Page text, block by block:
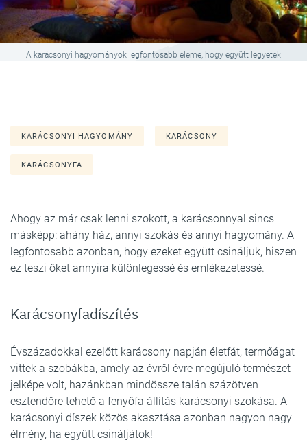
A karácsonyi hagyományok legfontosabb eleme, hogy együtt legyetek
KARÁCSONYI HAGYOMÁNY KARÁCSONY
KARÁCSONYFA
Ahogy az már csak lenni szokott, a karácsonnyal sincs
másképp: ahány ház, annyi szokás és annyi hagyomány. A
legfontosabb azonban, hogy ezeket együtt csináljuk, hiszen
ez teszi őket annyira különlegessé és emlékezetessé.
Karácsonyfadíszítés
Évszázadokkal ezelőtt karácsony napján életfát, termőágat
vittek a szobákba, amely az évről évre megújuló természet
jelképe volt, hazánkban mindössze talán százötven
esztendőre tehető a fenyőfa állítás karácsonyi szokása. A
karácsonyi díszek közös akasztása azonban nagyon nagy
élmény, ha együtt csináljátok!